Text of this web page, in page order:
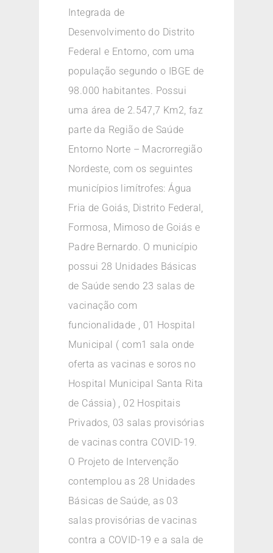
Integrada de
Desenvolvimento do Distrito
Federal e Entorno, com uma
população segundo o IBGE de
98.000 habitantes. Possui
uma área de 2.547,7 Km2, faz
parte da Região de Saúde
Entorno Norte – Macrorregião
Nordeste, com os seguintes
municípios limítrofes: Água
Fria de Goiás, Distrito Federal,
Formosa, Mimoso de Goiás e
Padre Bernardo. O município
possui 28 Unidades Básicas
de Saúde sendo 23 salas de
vacinação com
funcionalidade , 01 Hospital
Municipal ( com1 sala onde
oferta as vacinas e soros no
Hospital Municipal Santa Rita
de Cássia) , 02 Hospitais
Privados, 03 salas provisórias
de vacinas contra COVID-19.
O Projeto de Intervenção
contemplou as 28 Unidades
Básicas de Saúde, as 03
salas provisórias de vacinas
contra a COVID-19 e a sala de